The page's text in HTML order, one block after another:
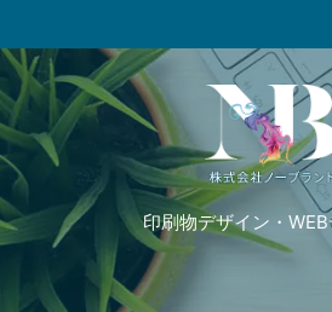
印刷物デザイン・